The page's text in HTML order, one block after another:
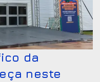
da
neste